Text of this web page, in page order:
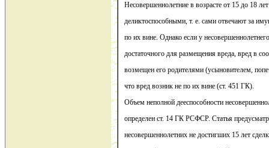
Несовершеннолетние в возрасте от 15 до 18
деликтоспособными, т. е. сами отвечают за
по их вине. Однако если у
достаточного для размещения вреда, вред в
возмещен его родителями (усыновителем,
что вред возник не по их вине (ст. 451 ГК).
Объем неполной дееспособности
определен ст. 14 ГК РСФСР. Статья
несовершеннолетних не достигших 15 лет